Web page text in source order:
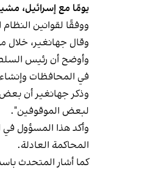
يومًا مع إسرائيل،
ووفقًا لقوانين
وقال جهانغير، خلال مؤتمر صحافي عقده يوم السبت 12 يوليو
وأوضح أن رئيس
في المحافظات
وذكر جهانغير أن
لبعض الموقوفين".
وأكد هذا المسؤول في
المحاكمة العادلة.
كما أشار المتحدث باسم السلطة